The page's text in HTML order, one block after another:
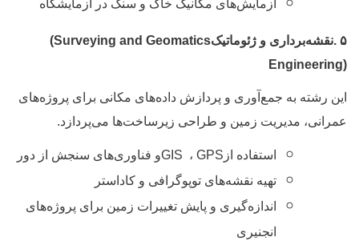
آزمایش‌های مکانیک خاک و سنگ در آزمایشگاه
نقشه‌برداری و ژئوماتیک(Surveying and Geomatics
رشته به جمع‌آوری و پردازش داده‌های مکانی برای پروژه‌های
مدیریت زمین و طراحی زیرساخت‌ها می‌پردازد
استفاده ازGPS،GISو فناوری‌های سنجش از دور
تهیه نقشه‌های توپوگرافی و کاداستر
اندازه‌گیری و پایش تغییرات زمین برای پروژه‌های
انجنیری